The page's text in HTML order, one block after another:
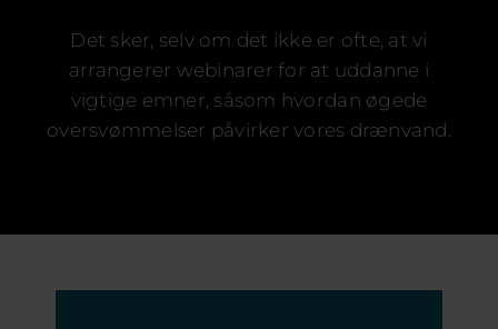
Karriere
Certificeringer
Det sker, selv om det ikke er ofte, at vi
arrangerer webinarer for at uddanne i
vigtige emner, såsom hvordan øgede
oversvømmelser påvirker vores drænvand.